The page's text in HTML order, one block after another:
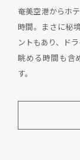
奄美空港からホ
時間。まさに秘
ントもあり、ド
眺める時間も含
す。